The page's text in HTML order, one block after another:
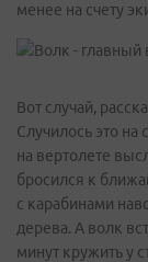
менее на счету
Вот случай,
Случилось это
на вертолете
бросился к
с карабинами
дерева. А волк
минут кружить у